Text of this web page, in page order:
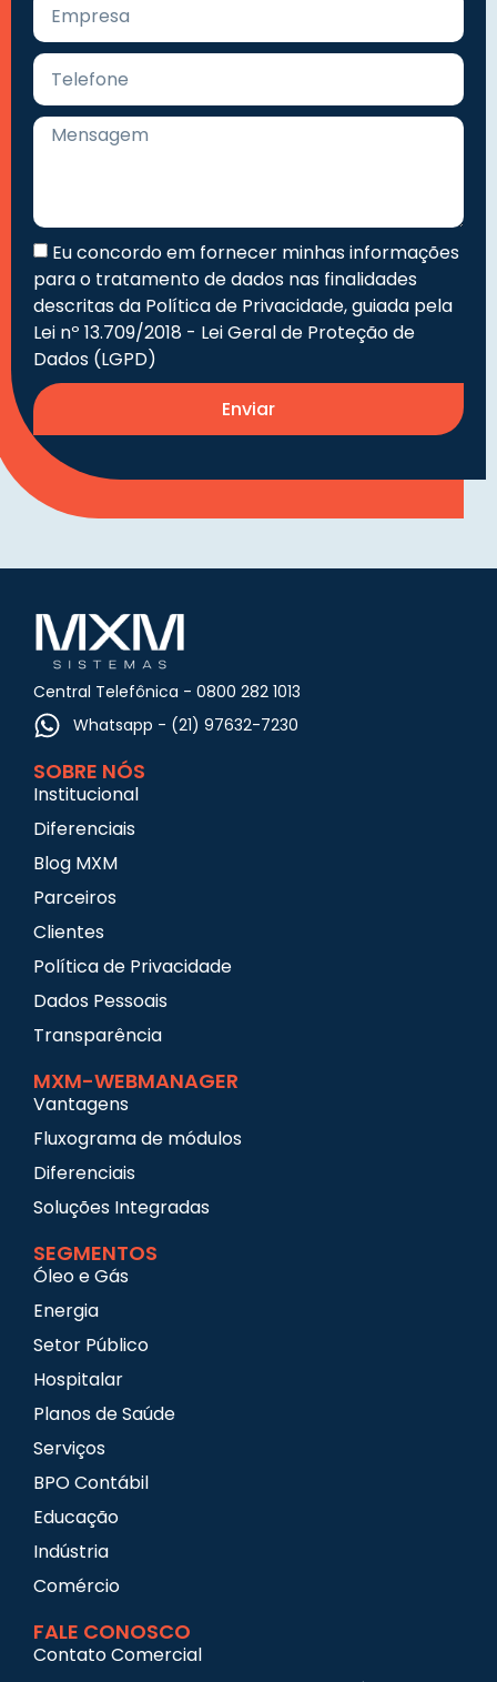
Eu concordo em fornecer minhas informações
para o tratamento de dados nas finalidades
descritas da Política de Privacidade, guiada pela
Lei nº 13.709/2018 - Lei Geral de Proteção de
Dados (LGPD)
Enviar
Central Telefônica - 0800 282 1013
Whatsapp - (21) 97632-7230
SOBRE NÓS
Institucional
Diferenciais
Blog MXM
Parceiros
Clientes
Política de Privacidade
Dados Pessoais
Transparência
MXM-WEBMANAGER
Vantagens
Fluxograma de módulos
Diferenciais
Soluções Integradas
SEGMENTOS
Óleo e Gás
Energia
Setor Público
Hospitalar
Planos de Saúde
Serviços
BPO Contábil
Educação
Indústria
Comércio
FALE CONOSCO
Contato Comercial